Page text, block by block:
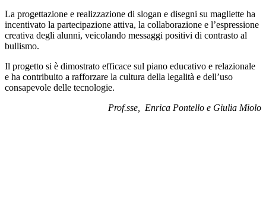
La progettazione e realizzazione di slogan e disegni su magliette ha
incentivato la partecipazione attiva, la collaborazione e l’espressione
creativa degli alunni, veicolando messaggi positivi di contrasto al
bullismo.
Il progetto si è dimostrato efficace sul piano educativo e relazionale
e ha contribuito a rafforzare la cultura della legalità e dell’uso
consapevole delle tecnologie.
Prof.sse, Enrica Pontello e Giulia Miolo